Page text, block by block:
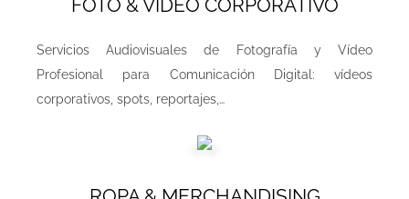
FOTO & VÍDEO CORPORATIVO
Servicios Audiovisuales de Fotografía y Vídeo
Profesional para Comunicación Digital: vídeos
corporativos, spots, reportajes,…